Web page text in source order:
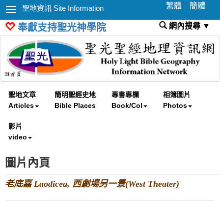
聖地資訊 Site Information 繁體 簡體
奉獻支持聖光神學院 網內搜尋 ▼
聖地文章
Articles
簡明聖經史地
Bible Places
專書專欄
Book/Col
相簿圖片
Photos
影片
video
圖片內頁
老底嘉 Laodicea, 西劇場另一景(West Theater)